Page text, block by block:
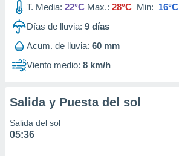
1199T. Media: 22°C Max.: 28°C Min: 16°C
Días de lluvia: 9 días
Acum. de lluvia: 60 mm
Viento medio: 8 km/h
Salida y Puesta del sol
Salida del sol
05:36